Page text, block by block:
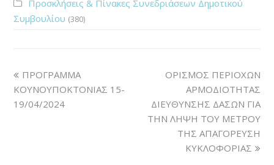
Προσκλήσεις & Πίνακες Συνεδριάσεων Δημοτικού
Συμβουλίου (380)
ΠΡΟΓΡΑΜΜΑ
ΚΟΥΝΟΥΠΟΚΤΟΝΙΑΣ 15-
19/04/2024
ΟΡΙΣΜΟΣ ΠΕΡΙΟΧΩΝ
ΑΡΜΟΔΙΟΤΗΤΑΣ
ΔΙΕΥΘΥΝΣΗΣ ΔΑΣΩΝ ΓΙΑ
ΤΗΝ ΛΗΨΗ ΤΟΥ ΜΕΤΡΟΥ
ΤΗΣ ΑΠΑΓΟΡΕΥΣΗ
ΚΥΚΛΟΦΟΡΙΑΣ